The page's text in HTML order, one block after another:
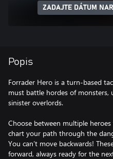
ZADAJTE DÁTUM
Popis
Forrader Hero is a turn-based
must battle hordes of monsters,
sinister overlords.
Choose between multiple
chart your path through the
You can’t move backwards!
forward, always ready for the